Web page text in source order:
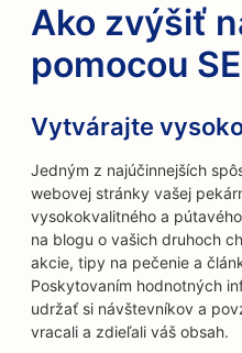
Ako zvýšiť
pomocou
Vytvárajte
Jedným z najúčinnejších
webovej stránky vašej
vysokokvalitného a
na blogu o vašich druhoch
akcie, tipy na pečenie a
Poskytovaním hodnotných
udržať si návštevníkov a
vracali a zdieľali váš obsah.